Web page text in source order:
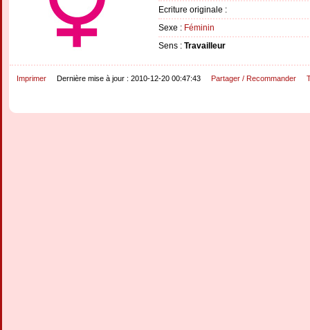
Ecriture originale :
Sexe : Féminin
Sens : Travailleur
Imprimer Dernière mise à jour : 2010-12-20 00:47:43 Partager / Recommander